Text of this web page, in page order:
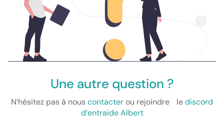
Une autre question ?
N’hésitez pas à nouscontacterou rejoindre lediscord
d’entraide Albert